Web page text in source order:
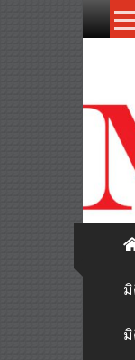
สะท้
ลึก
ทุก
เหลี่
มุม
เศร
กา
สัง